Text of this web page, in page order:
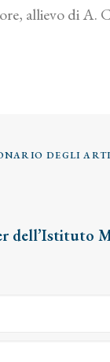
allievo di A.
DEGLI
dell’Istituto